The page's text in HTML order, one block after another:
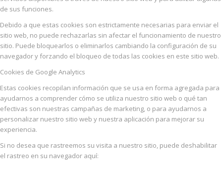
de sus funciones.
Debido a que estas cookies son estrictamente necesarias para enviar el
sitio web, no puede rechazarlas sin afectar el funcionamiento de nuestro
sitio. Puede bloquearlos o eliminarlos cambiando la configuración de su
navegador y forzando el bloqueo de todas las cookies en este sitio web.
Cookies de Google Analytics
Estas cookies recopilan información que se usa en forma agregada para
ayudarnos a comprender cómo se utiliza nuestro sitio web o qué tan
efectivas son nuestras campañas de marketing, o para ayudarnos a
personalizar nuestro sitio web y nuestra aplicación para mejorar su
experiencia.
Si no desea que rastreemos su visita a nuestro sitio, puede deshabilitar
el rastreo en su navegador aquí: